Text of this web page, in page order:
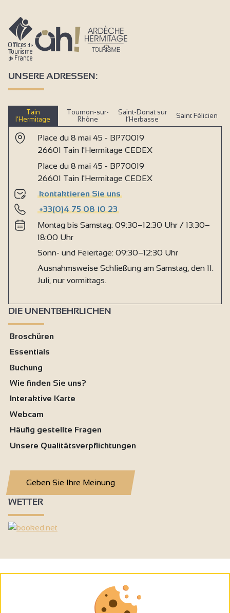
UNSERE ADRESSEN:
Tain
l’Hermitage
Tournon-sur-
Rhône
Saint-Donat sur
l’Herbasse
Saint Félicien
Place du 8 mai 45 - BP70019
26601 Tain l'Hermitage CEDEX
Place du 8 mai 45 - BP70019
26601 Tain l'Hermitage CEDEX
kontaktieren Sie uns
+33(0)4 75 08 10 23
Montag bis Samstag: 09:30–12:30 Uhr / 13:30–
18:00 Uhr
Sonn- und Feiertage: 09:30–12:30 Uhr
Ausnahmsweise Schließung am Samstag, den 11.
Juli, nur vormittags.
DIE UNENTBEHRLICHEN
Broschüren
Essentials
Buchung
Wie finden Sie uns?
Interaktive Karte
Webcam
Häufig gestellte Fragen
Unsere Qualitätsverpflichtungen
Geben Sie Ihre Meinung
WETTER